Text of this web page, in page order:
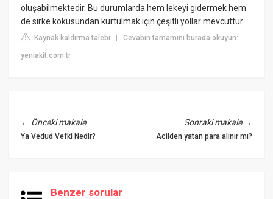
oluşabilmektedir. Bu durumlarda hem lekeyi gidermek hem
de sirke kokusundan kurtulmak için çeşitli yollar mevcuttur.
Kaynak kaldırma talebi |Cevabın tamamını burada okuyun:
yeniakit.com.tr
← Önceki makale
Ya Vedud Vefki Nedir?
Sonraki makale→
Acilden yatan para alınır mı?
Benzer sorular